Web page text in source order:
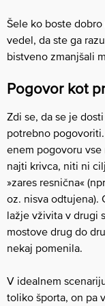
Šele ko boste
vedel, da ste ga
bistveno zmanjšali
Pogovor kot
Zdi se, da se je
potrebno
enem pogovoru vse
najti krivca, niti ni
»zares resnična«
oz. nisva odtujena).
lažje vživita v drugi
mostove drug do
nekaj pomenila.
V idealnem
toliko športa, on pa